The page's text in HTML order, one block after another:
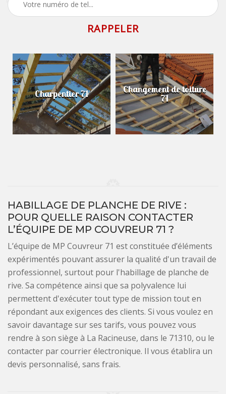
Charpentier 71 Changement de toiture
71
HABILLAGE DE PLANCHE DE RIVE :
POUR QUELLE RAISON CONTACTER
L’ÉQUIPE DE MP COUVREUR 71 ?
L’équipe de MP Couvreur 71 est constituée d’éléments
expérimentés pouvant assurer la qualité d'un travail de
professionnel, surtout pour l'habillage de planche de
rive. Sa compétence ainsi que sa polyvalence lui
permettent d'exécuter tout type de mission tout en
répondant aux exigences des clients. Si vous voulez en
savoir davantage sur ses tarifs, vous pouvez vous
rendre à son siège à La Racineuse, dans le 71310, ou le
contacter par courrier électronique. Il vous établira un
devis personnalisé, sans frais.